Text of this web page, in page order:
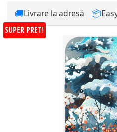
🚚Livrare la adresă 📦
SUPER PRET!